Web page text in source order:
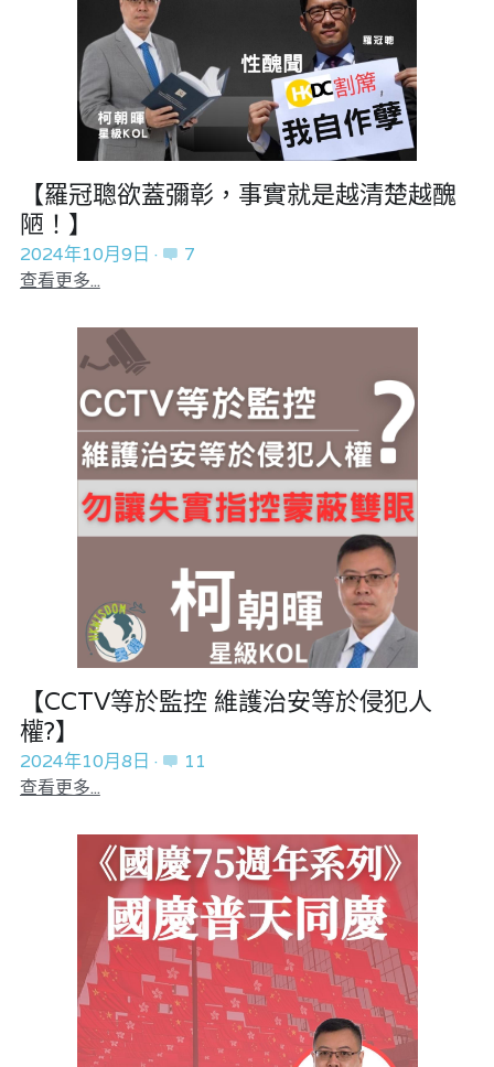
【羅冠聰欲蓋彌彰，事實就是越清楚越醜
陋！】
2024年10月9日 ·
7
查看更多...
【CCTV等於監控 維護治安等於侵犯人
權?】
2024年10月8日 ·
11
查看更多...